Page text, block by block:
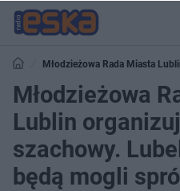
Młodzieżowa Rada Miasta
uczniowie będą mogli spróbować sił
Młodzieżowa
Lublin
szachowy.
będą mogli